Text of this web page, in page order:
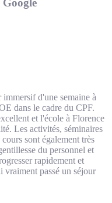
d'une semaine à
dans le cadre du CPF.
et l'école à Florence
Les activités, séminaires
sont également très
du personnel et
rapidement et
vraiment passé un séjour